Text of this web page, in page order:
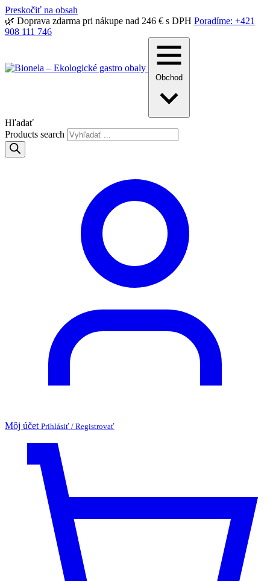
Preskočiť na obsah
🌿 Doprava zdarma pri nákupe nad 246 € s DPH Poradíme: +421
908 111 746
Obchod
Hľadať
Products search
Môj účet Prihlásiť / Registrovať